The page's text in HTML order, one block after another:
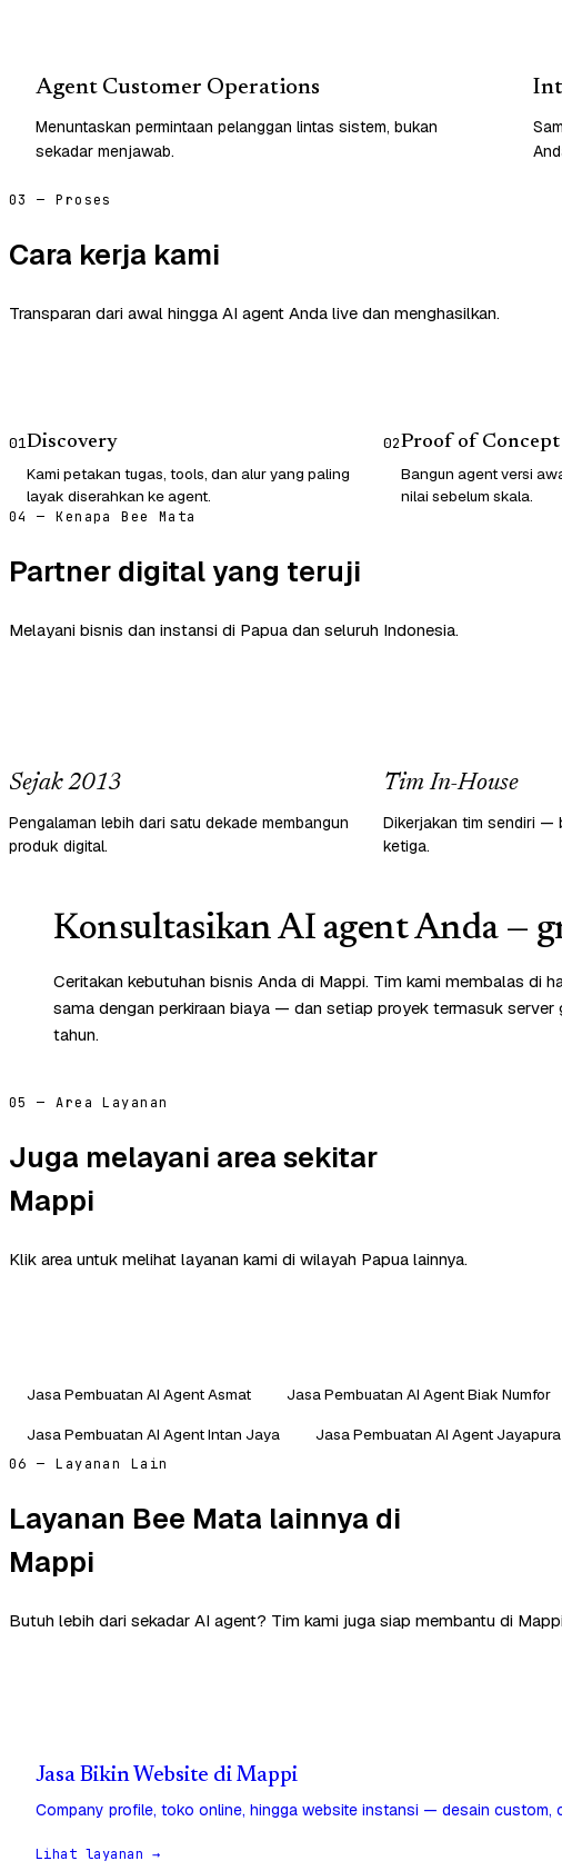
Agent Customer Operations
Menuntaskan permintaan pelanggan lintas sistem, bukan
sekadar menjawab.
03 — Proses
Cara kerja kami
Transparan dari awal hingga AI agent Anda live dan menghasilkan.
01Discovery
Kami petakan tugas, tools, dan alur yang paling
layak diserahkan ke agent.
02Proof of Concept
Bangun agent versi
nilai sebelum skala.
04 — Kenapa Bee Mata
Partner digital yang teruji
Melayani bisnis dan instansi di Papua dan seluruh Indonesia.
Sejak 2013
Pengalaman lebih dari satu dekade membangun
produk digital.
Tim In-House
Dikerjakan tim sendiri —
ketiga.
Konsultasikan AI agent Anda —
Ceritakan kebutuhan bisnis Anda di Mappi. Tim kami membalas di
sama dengan perkiraan biaya — dan setiap proyek termasuk server
tahun.
05 — Area Layanan
Juga melayani area sekitar
Mappi
Klik area untuk melihat layanan kami di wilayah Papua lainnya.
Jasa Pembuatan AI Agent Asmat Jasa Pembuatan AI Agent Biak Numfor
Jasa Pembuatan AI Agent Intan Jaya
Jasa Pembuatan AI Agent Jayapura
06 — Layanan Lain
Layanan Bee Mata lainnya di
Mappi
Butuh lebih dari sekadar AI agent? Tim kami juga siap membantu di
Jasa Bikin Website di Mappi
Company profile, toko online, hingga website instansi — desain custom,
Lihat layanan →